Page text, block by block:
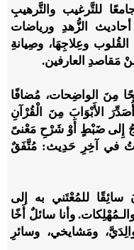
للتَّرغيب والتَّرهيبِ
الزُّهدِ ورياضات
وعِلاجِهَا، وصِيانةِ
مَقاصدِ العارفين.
مِنَ الواضِحات، مُضافًا
الأَبْوَابَ مِنَ الْقُرْآنِ
إِلى ضَبْطٍ أَوْ شَرْحِ مَعْنىً
في آخِرِ حَدِيث: مُتَّفَقٌ
للمُعْتَني به إلى
وأنا سائلٌ أَخًا
ومَشايخي، وسائرِ